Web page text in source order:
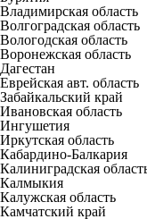
Владимирская область
Волгоградская область
Вологодская область
Воронежская область
Дагестан
Еврейская авт. область
Забайкальский край
Ивановская область
Ингушетия
Иркутская область
Кабардино-Балкария
Калиниградская
Калмыкия
Калужская область
Камчатский край